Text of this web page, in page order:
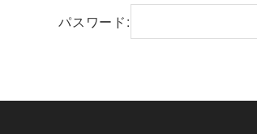
パスワード: